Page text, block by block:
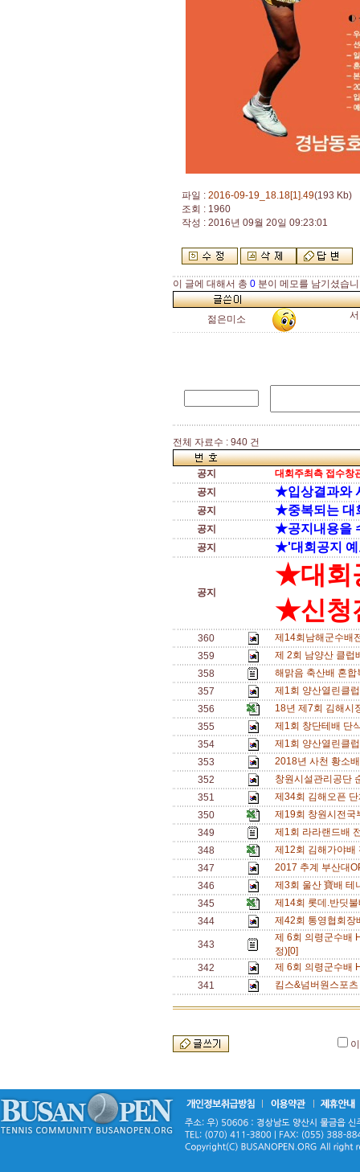
파일 : 2016-09-19_18.18[1].49(193 Kb)
조회 : 1960
작성 : 2016년 09월 20일 09:23:01
이 글에 대해서 총 0 분이 메모를 남기셨습
젊은미소
전체 자료수 : 940 건
공지
대회주최측 접수창
공지
★입상결과와
공지 ★중복되는 대
공지 ★공지내용을
공지 ★'대회공지 예
공지
★대회
★신청
360
제14회남해군수배
359
제 2회 남양산 클
358
해맑음 축산배 혼
357
제1회 양산열린클
356
18년 제7회 김해시
355
제1회 창단테배 단
354
제1회 양산열린클
353
2018년 사천 황소
352
창원시설관리공단
351
제34회 김해오픈
350
제19회 창원시전
349
제1회 라라랜드배
348
제12회 김해가야
347
2017 추계 부산대
346
제3회 울산 寶배
345
제14회 롯데.반딧
344
제42회 통영협회
343
제 6회 의령군수배
정)[0]
342
제 6회 의령군수배
341
킴스&넘버원스포